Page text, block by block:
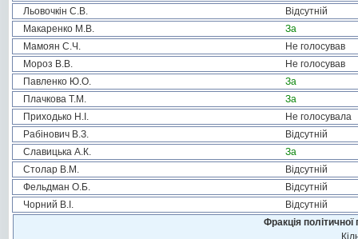
Льовочкін С.В.
Відсутній
Макаренко М.В.
За
Мамоян С.Ч.
Не голосував
Мороз В.В.
Не голосував
Павленко Ю.О.
За
Плачкова Т.М.
За
Приходько Н.І.
Не голосувала
Рабінович В.З.
Відсутній
Славицька А.К.
За
Столар В.М.
Відсутній
Фельдман О.Б.
Відсутній
Чорний В.І.
Відсутній
Фракція